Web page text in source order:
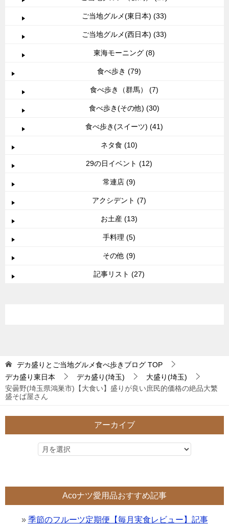
ご当地グルメ(東日本) (33)
ご当地グルメ(西日本) (33)
東海モーニング (8)
食べ歩き (79)
食べ歩き（群馬） (7)
食べ歩き(その他) (30)
食べ歩き(スイーツ) (41)
ネタ食 (10)
29の日イベント (12)
常連店 (9)
アクシデント (7)
お土産 (13)
手料理 (5)
その他 (9)
記事リスト (27)
デカ盛りとご当地グルメ食べ歩きブログ TOP
デカ盛り東日本
デカ盛り(埼玉)
大盛り(埼玉)
安曇野(埼玉県鴻巣市)【大食い】盛りが良い庶民的価格の絶品大繁
盛そば屋さん
アーカイブ
Acoナツ愛用品おすすめ記事
» 季節のフルーツ定期便【毎月実食レビュー】記事